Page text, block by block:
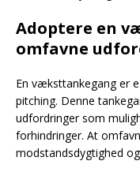
Adoptere en
omfavne
En væksttankegang er
pitching. Denne
udfordringer som
forhindringer. At
modstandsdygtighed